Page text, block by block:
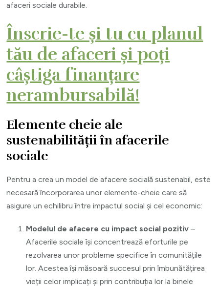
afaceri sociale durabile.
Înscrie-te și tu cu planul
tău de afaceri și poți
câștiga finanțare
nerambursabilă!
Elemente cheie ale
sustenabilității în afacerile
sociale
Pentru a crea un model de afacere socială sustenabil, este
necesară încorporarea unor elemente-cheie care să
asigure un echilibru între impactul social și cel economic:
Modelul de afacere cu impact social pozitiv –
Afacerile sociale își concentrează eforturile pe
rezolvarea unor probleme specifice în comunitățile
lor. Acestea își măsoară succesul prin îmbunătățirea
vieții celor implicați și prin contribuția lor la binele